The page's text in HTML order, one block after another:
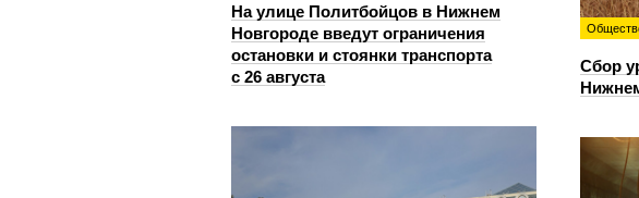
На улице Политбойцов в Нижнем
Новгороде введут ограничения
остановки и стоянки транспорта
с 26 августа
Сбор